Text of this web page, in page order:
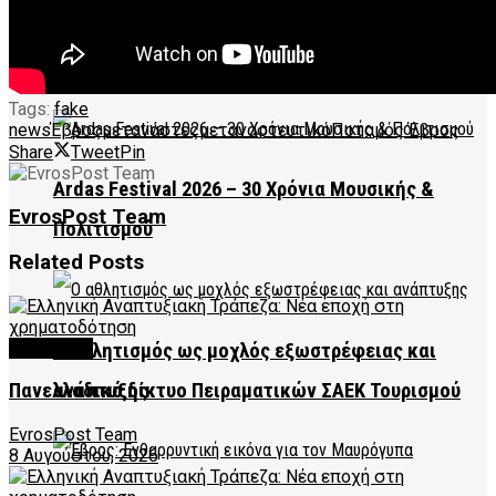
Greeks in AI 2026: Η Ελλάδα στο επίκεντρο της AI
Ardas Festival 2026 – 30 Χρόνια Μουσικής &
Πολιτισμού
Ο αθλητισμός ως μοχλός εξωστρέφειας και
ανάπτυξης
Tags: fake
newsΈβροςμετανάστεςμεταναστευτικόΠοταμός Έβρος
Share
TweetPin
EvrosPost Team
Related Posts
Πανελλαδικό δίκτυο Πειραματικών ΣΑΕΚ Τουρισμού
EvrosPost Team
8 Αυγούστου, 2026